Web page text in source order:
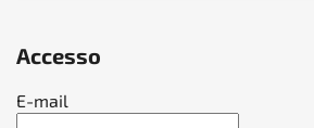
Accesso
E-mail